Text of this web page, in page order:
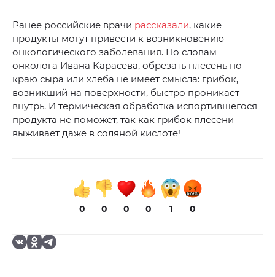
Ранее российские врачи рассказали, какие
продукты могут привести к возникновению
онкологического заболевания. По словам
онколога Ивана Карасева, обрезать плесень по
краю сыра или хлеба не имеет смысла: грибок,
возникший на поверхности, быстро проникает
внутрь. И термическая обработка испортившегося
продукта не поможет, так как грибок плесени
выживает даже в соляной кислоте!
0 0 0 0 1 0